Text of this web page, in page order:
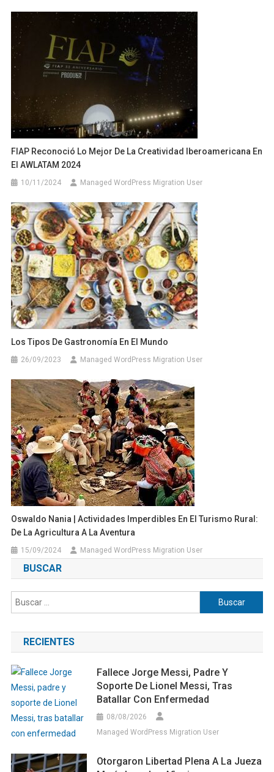
FIAP Reconoció Lo Mejor De La Creatividad Iberoamericana En
El AWLATAM 2024
10/11/2024 Managed WordPress Migration User
Los Tipos De Gastronomía En El Mundo
26/09/2023 Managed WordPress Migration User
Oswaldo Nania | Actividades Imperdibles En El Turismo Rural:
De La Agricultura A La Aventura
15/09/2024 Managed WordPress Migration User
BUSCAR
Buscar:
RECIENTES
Fallece Jorge Messi, Padre Y
Soporte De Lionel Messi, Tras
Batallar Con Enfermedad
08/08/2026
Managed WordPress Migration User
Otorgaron Libertad Plena A La Jueza